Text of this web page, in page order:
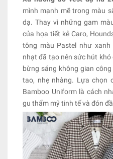
mình mạnh mẽ trong màu
dạ. Thay vì những gam
của họa tiết kẻ Caro,
tông màu Pastel như
nhạt đã tạo nên sức hút
bừng sáng không gian
tao, nhẹ nhàng. Lựa chọn
Bamboo Uniform là cách
gu thẩm mỹ tinh tế và đón